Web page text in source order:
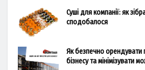
Суші для компанії: як
сподобалося
Як безпечно орендувати
бізнесу та мінімізувати